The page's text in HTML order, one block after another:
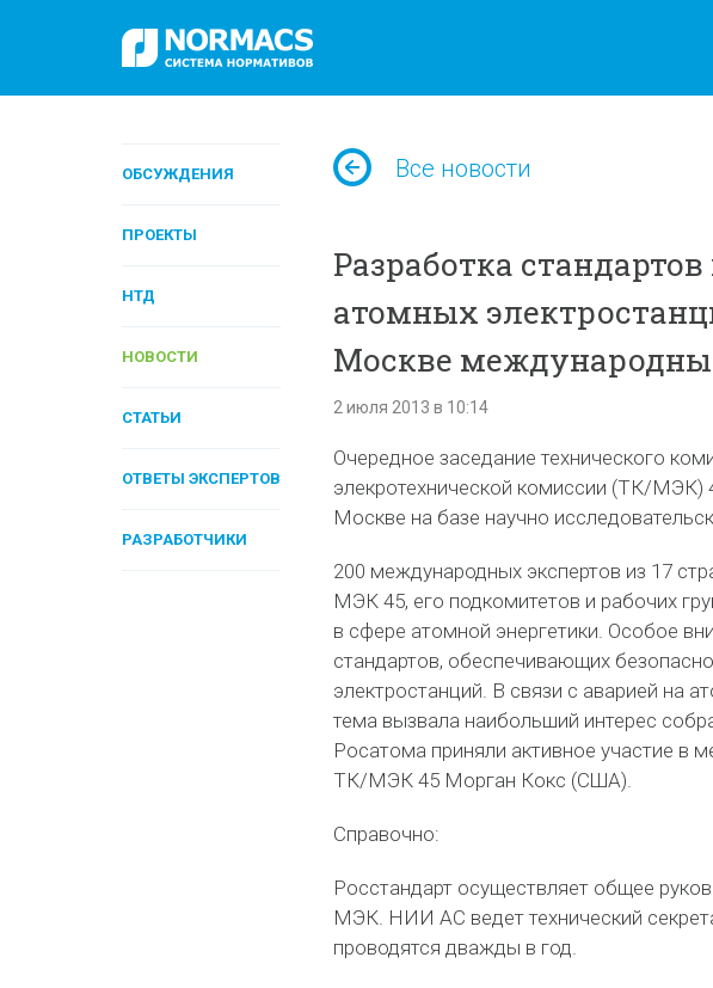
ОБСУЖДЕНИЯ
ПРОЕКТЫ
НТД
НОВОСТИ
СТАТЬИ
ОТВЕТЫ ЭКСПЕРТОВ
РАЗРАБОТЧИКИ
Все новости
Разработка
атомных
Москве
2 июля 2013 в 10:14
Очередное заседание технического
элекротехнической комиссии (ТК/МЭК)
Москве на базе научно
200 международных экспертов из 17
МЭК 45, его подкомитетов и рабочих
в сфере атомной энергетики. Особое
стандартов, обеспечивающих
электростанций. В связи с аварией на
тема вызвала наибольший интерес
Росатома приняли активное участие в
ТК/МЭК 45 Морган Кокс (США).
Справочно:
Росстандарт осуществляет общее
МЭК. НИИ АС ведет технический
проводятся дважды в год.